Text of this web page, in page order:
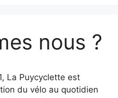
nous ?
La Puycyclette est
du vélo au quotidien